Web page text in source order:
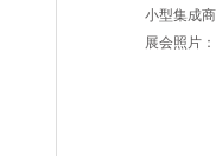
小型集成
展会照片：